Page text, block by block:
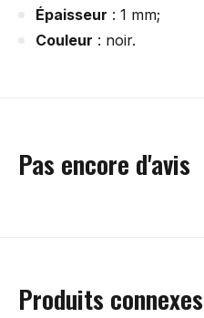
Épaisseur : 1 mm;
Couleur : noir.
Pas encore d'avis
Produits connexes